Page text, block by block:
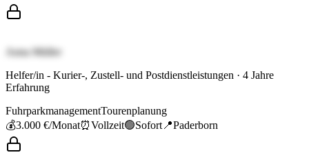
Anna Müller
Helfer/in - Kurier-, Zustell- und Postdienstleistungen · 4 Jahre
Erfahrung
FuhrparkmanagementTourenplanung
💰3.000 €/Monat⏰Vollzeit🟢Sofort 📍Paderborn